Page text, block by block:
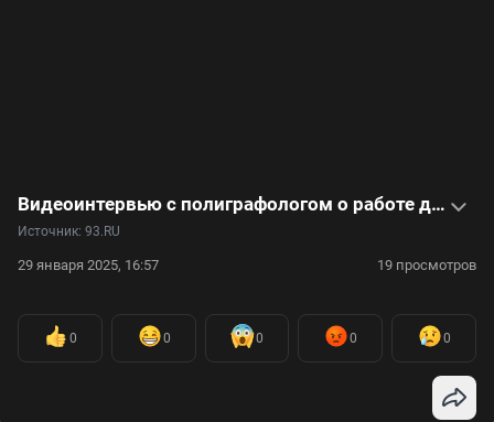
Видеоинтервью с полиграфологом о работе детектора лжи и клиентах
Источник: 93.RU
29 января 2025, 16:57 19 просмотров
0 0 0 0 0